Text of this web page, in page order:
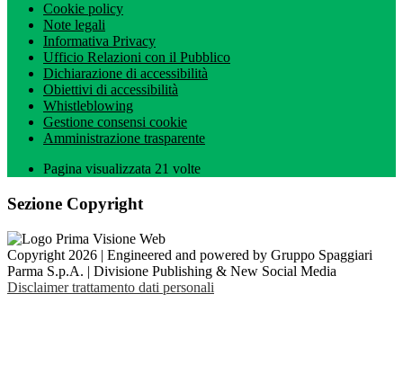
Cookie policy
Note legali
Informativa Privacy
Ufficio Relazioni con il Pubblico
Dichiarazione di accessibilità
Obiettivi di accessibilità
Whistleblowing
Gestione consensi cookie
Amministrazione trasparente
Pagina visualizzata 21 volte
Sezione Copyright
Copyright 2026 | Engineered and powered by Gruppo Spaggiari
Parma S.p.A. | Divisione Publishing & New Social Media
Disclaimer trattamento dati personali